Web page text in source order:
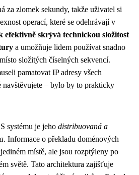
za zlomek sekundy, takže uživatel si
operací, které se odehrávají v
efektivně skrývá technickou složitost
a umožňuje lidem používat snadno
složitých číselných sekvencí.
pamatovat IP adresy všech
navštěvujete – bylo by to prakticky
systému je jeho distribuovaná a
. Informace o překladu doménových
místě, ale jsou rozptýleny po
světě. Tato architektura zajišťuje